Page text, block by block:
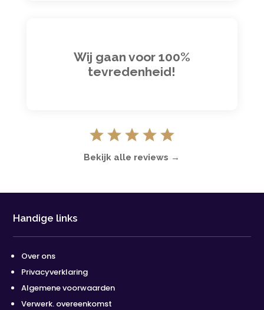
Wij gaan voor 100%
tevredenheid!
Bekijk alle reviews →
Handige links
Over ons
Privacyverklaring
Algemene voorwaarden
Verwerk. overeenkomst